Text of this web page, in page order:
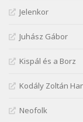
József Attila:
Szélkiáltó
Szélkiáltó
József
Jelenkor
Juhász Gábor
Kispál és a Borz
Kodály Zoltán
Neofolk